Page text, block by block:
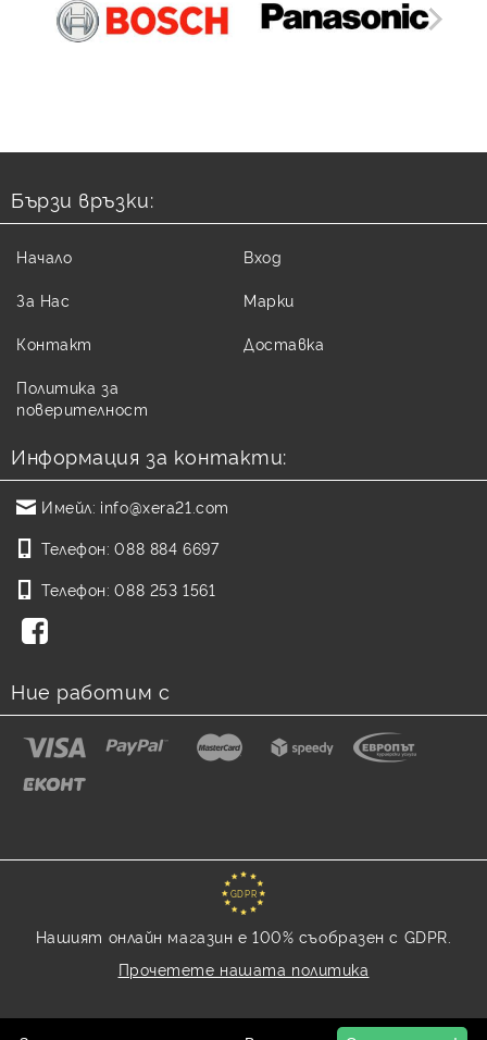
Бързи връзки:
Начало
За Нас
Контакт
Политика за
поверителност
Вход
Марки
Доставка
Информация за контакти:
Имейл: info@xera21.com
Телефон: 088 884 6697
Телефон: 088 253 1561
Ние работим с
GDPR
Нашият онлайн магазин е 100% съобразен с GDPR.
Прочетете нашата политика
Моите лични данни